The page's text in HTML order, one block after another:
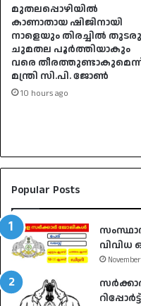
മുതലപ്പൊഴിയിൽ
കാണാതായ ഷിജിനായി
നാളെയും തിരച്ചിൽ
ചുമതല പൂർത്തിയാകും
വരെ
മന്ത്രി സി.പി. ജോൺ
10 hours ago
Popular Posts
വിവിധ